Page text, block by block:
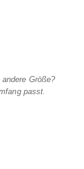
Größe?
passt.